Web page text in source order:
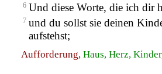
6 Und diese Worte, die ich dir
7 und du sollst sie deinen
aufstehst;
Aufforderung, Haus, Herz,